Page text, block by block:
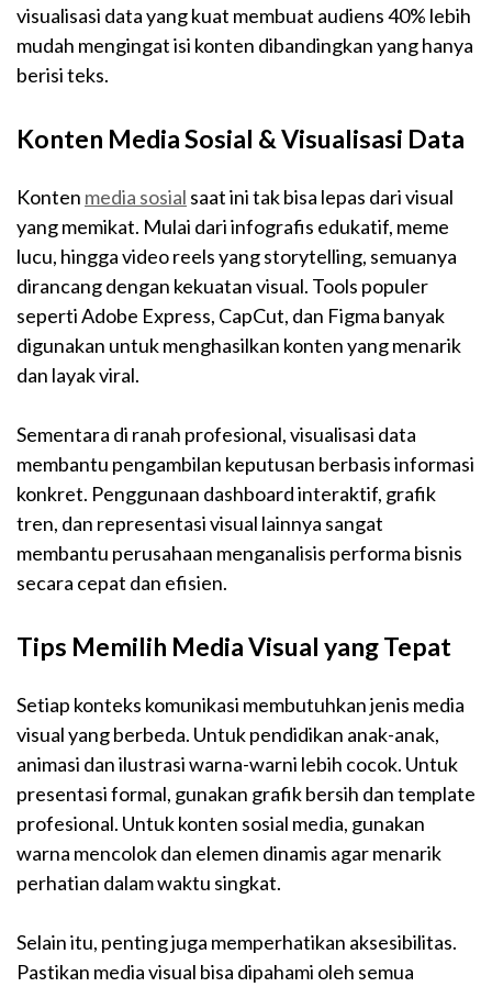
visualisasi data yang kuat membuat audiens 40% lebih
mudah mengingat isi konten dibandingkan yang hanya
berisi teks.
Konten Media Sosial & Visualisasi Data
Konten media sosial saat ini tak bisa lepas dari visual
yang memikat. Mulai dari infografis edukatif, meme
lucu, hingga video reels yang storytelling, semuanya
dirancang dengan kekuatan visual. Tools populer
seperti Adobe Express, CapCut, dan Figma banyak
digunakan untuk menghasilkan konten yang menarik
dan layak viral.
Sementara di ranah profesional, visualisasi data
membantu pengambilan keputusan berbasis informasi
konkret. Penggunaan dashboard interaktif, grafik
tren, dan representasi visual lainnya sangat
membantu perusahaan menganalisis performa bisnis
secara cepat dan efisien.
Tips Memilih Media Visual yang Tepat
Setiap konteks komunikasi membutuhkan jenis media
visual yang berbeda. Untuk pendidikan anak-anak,
animasi dan ilustrasi warna-warni lebih cocok. Untuk
presentasi formal, gunakan grafik bersih dan template
profesional. Untuk konten sosial media, gunakan
warna mencolok dan elemen dinamis agar menarik
perhatian dalam waktu singkat.
Selain itu, penting juga memperhatikan aksesibilitas.
Pastikan media visual bisa dipahami oleh semua